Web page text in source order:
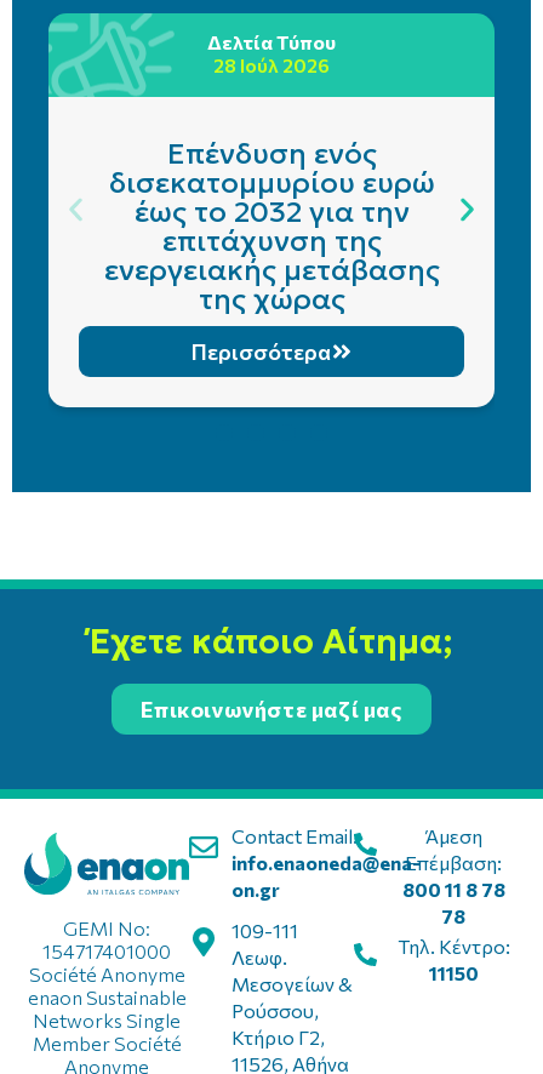
Δελτία Τύπου
28 Ιούλ 2026
Επένδυση ενός
δισεκατομμυρίου ευρώ
έως το 2032 για την
επιτάχυνση της
ενεργειακής μετάβασης
της χώρας
Περισσότερα
Έχετε κάποιο Αίτημα;
Επικοινωνήστε μαζί μας
Contact Email:
info.enaoneda@ena-
on.gr
109-111
Λεωφ.
Μεσογείων &
Ρούσσου,
Κτήριο Γ2,
11526, Αθήνα
GEMI No:
154717401000
Société Anonyme
enaon Sustainable
Networks Single
Member Société
Anonyme
Άμεση
Επέμβαση:
800 11 8 78
78
Τηλ. Κέντρο:
11150